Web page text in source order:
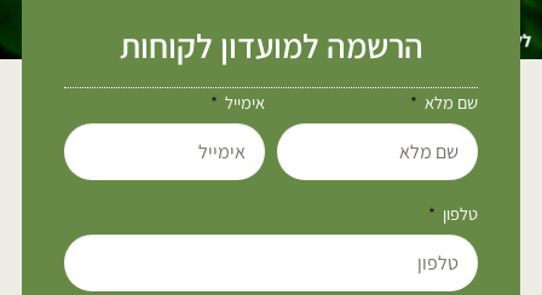
הרשמה למועדון לקוחות
שם מלא אימייל
טלפון